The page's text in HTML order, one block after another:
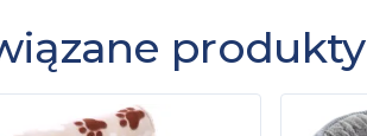
produkty